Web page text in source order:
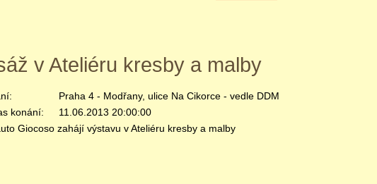
v Ateliéru kresby a malby
Praha 4 - Modřany, ulice Na Cikorce - vedle DDM
konání:
11.06.2013 20:00:00
Giocoso zahájí výstavu v Ateliéru kresby a malby